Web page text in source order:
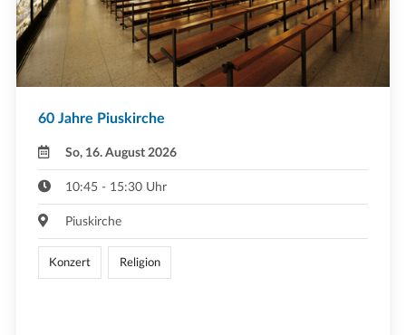
60 Jahre Piuskirche
So, 16. August 2026
10:45 - 15:30 Uhr
Piuskirche
Konzert Religion